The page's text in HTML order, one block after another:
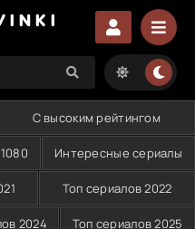
С высоким рейтингом
Интересные сериалы
Топ сериалов 2022
2024 Топ сериалов 2025